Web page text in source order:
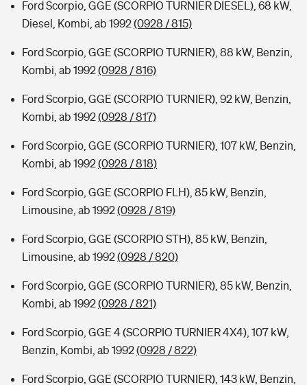
Ford Scorpio, GGE (SCORPIO TURNIER DIESEL), 68 kW,
Diesel, Kombi, ab 1992(0928 / 815)
Ford Scorpio, GGE (SCORPIO TURNIER), 88 kW, Benzin,
Kombi, ab 1992(0928 / 816)
Ford Scorpio, GGE (SCORPIO TURNIER), 92 kW, Benzin,
Kombi, ab 1992(0928 / 817)
Ford Scorpio, GGE (SCORPIO TURNIER), 107 kW, Benzin,
Kombi, ab 1992(0928 / 818)
Ford Scorpio, GGE (SCORPIO FLH), 85 kW, Benzin,
Limousine, ab 1992(0928 / 819)
Ford Scorpio, GGE (SCORPIO STH), 85 kW, Benzin,
Limousine, ab 1992(0928 / 820)
Ford Scorpio, GGE (SCORPIO TURNIER), 85 kW, Benzin,
Kombi, ab 1992(0928 / 821)
Ford Scorpio, GGE 4 (SCORPIO TURNIER 4X4), 107 kW,
Benzin, Kombi, ab 1992(0928 / 822)
Ford Scorpio, GGE (SCORPIO TURNIER), 143 kW, Benzin,